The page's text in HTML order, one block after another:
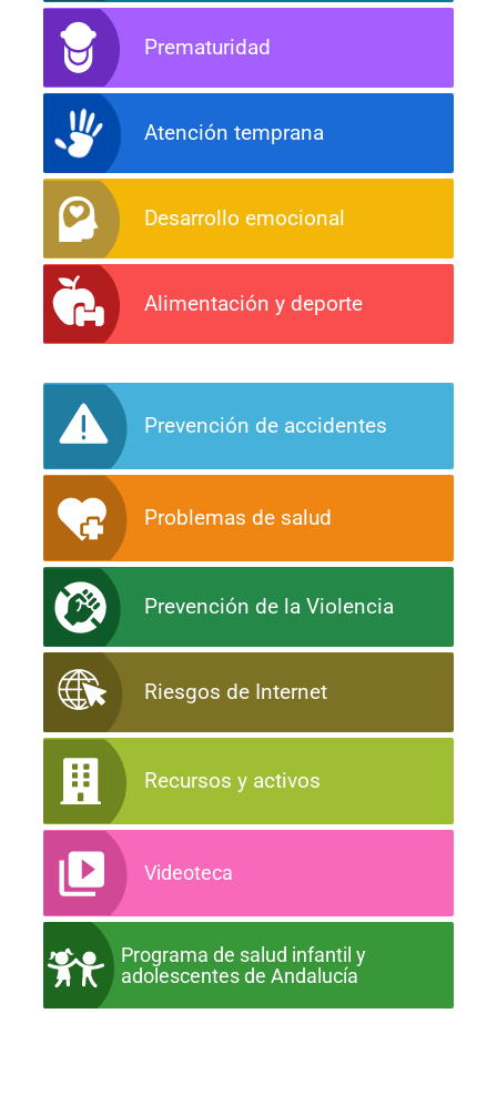
Prematuridad
Atención temprana
Desarrollo emocional
Alimentación y deporte
Prevención de accidentes
Problemas de salud
Prevención de la Violencia
Riesgos de Internet
Recursos y activos
Videoteca
Programa de salud infantil y
adolescentes de Andalucía